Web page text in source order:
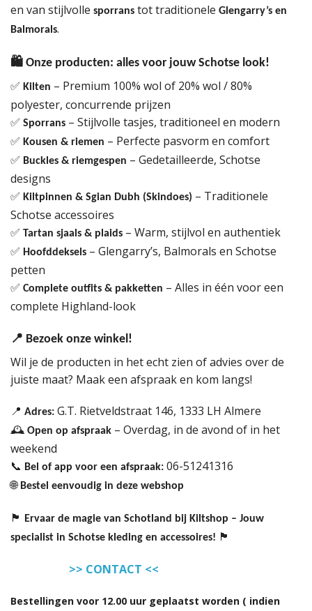
en van stijlvolle sporrans tot traditionele Glengarry’s en
Balmorals.
🛍 Onze producten: alles voor jouw Schotse look!
✅ Kilten – Premium 100% wol of 20% wol / 80%
polyester, concurrende prijzen
✅ Sporrans – Stijlvolle tasjes, traditioneel en modern
✅ Kousen & riemen – Perfecte pasvorm en comfort
✅ Buckles & riemgespen – Gedetailleerde, Schotse
designs
✅ Kiltpinnen & Sgian Dubh (Skindoes) – Traditionele
Schotse accessoires
✅ Tartan sjaals & plaids – Warm, stijlvol en authentiek
✅ Hoofddeksels – Glengarry’s, Balmorals en Schotse
petten
✅ Complete outfits & pakketten – Alles in één voor een
complete Highland-look
📍 Bezoek onze winkel!
Wil je de producten in het echt zien of advies over de
juiste maat? Maak een afspraak en kom langs!
📍 Adres: G.T. Rietveldstraat 146, 1333 LH Almere
🕰 Open op afspraak – Overdag, in de avond of in het
weekend
📞 Bel of app voor een afspraak: 06-51241316
🌐 Bestel eenvoudig in deze webshop
🏴
Ervaar de magie van Schotland bij Kiltshop – Jouw
specialist in Schotse kleding en accessoires! 🏴
>> CONTACT <<
Bestellingen voor 12.00 uur geplaatst worden ( indien